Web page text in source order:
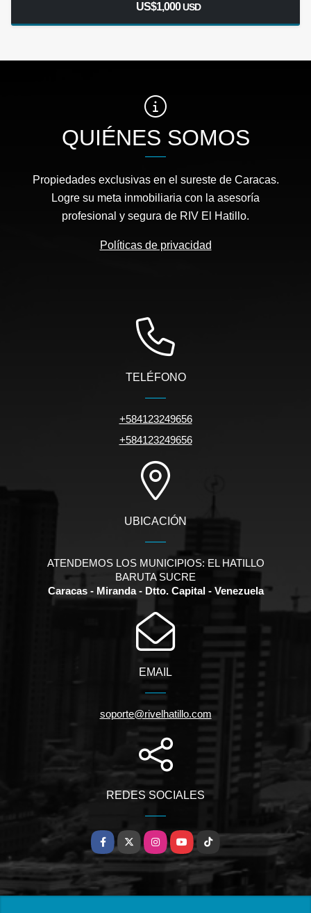
US$1,000USD
QUIÉNES SOMOS
Propiedades exclusivas en el sureste de Caracas.
Logre su meta inmobiliaria con la asesoría
profesional y segura de RIV El Hatillo.
Políticas de privacidad
TELÉFONO
+584123249656
+584123249656
UBICACIÓN
ATENDEMOS LOS MUNICIPIOS: EL HATILLO
BARUTA SUCRE
Caracas - Miranda - Dtto. Capital - Venezuela
EMAIL
soporte@rivelhatillo.com
REDES SOCIALES
Facebook
X InstagramYouTubeTikTok